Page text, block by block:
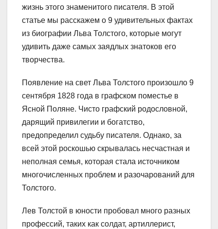
жизнь этого знаменитого писателя. В этой
статье мы расскажем о 9 удивительных фактах
из биографии Льва Толстого, которые могут
удивить даже самых заядлых знатоков его
творчества.
Появление на свет Льва Толстого произошло 9
сентября 1828 года в графском поместье в
Ясной Поляне. Чисто графский родословной,
дарящий привилегии и богатство,
предопределил судьбу писателя. Однако, за
всей этой роскошью скрывалась несчастная и
неполная семья, которая стала источником
многочисленных проблем и разочарований для
Толстого.
Лев Толстой в юности пробовал много разных
профессий, таких как солдат, артиллерист,